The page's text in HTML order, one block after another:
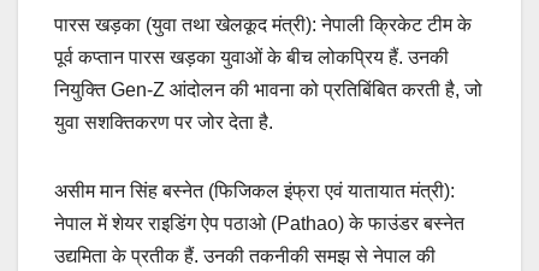
पारस खड़का (युवा तथा खेलकूद मंत्री): नेपाली क्रिकेट टीम के
पूर्व कप्तान पारस खड़का युवाओं के बीच लोकप्रिय हैं. उनकी
नियुक्ति Gen-Z आंदोलन की भावना को प्रतिबिंबित करती है, जो
युवा सशक्तिकरण पर जोर देता है.
असीम मान सिंह बस्नेत (फिजिकल इंफ्रा एवं यातायात मंत्री):
नेपाल में शेयर राइडिंग ऐप पठाओ (Pathao) के फाउंडर बस्नेत
उद्यमिता के प्रतीक हैं. उनकी तकनीकी समझ से नेपाल की